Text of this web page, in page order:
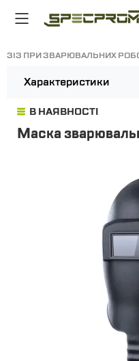
ЗІЗ ПРИ ЗВАРЮВАЛЬНИХ
Характеристики
В НАЯВНОСТІ
Маска